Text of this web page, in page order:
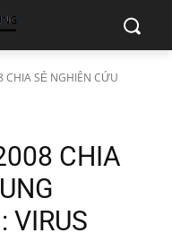
CHIA SẺ NGHIÊN CỨU
CHIA
VIRUS